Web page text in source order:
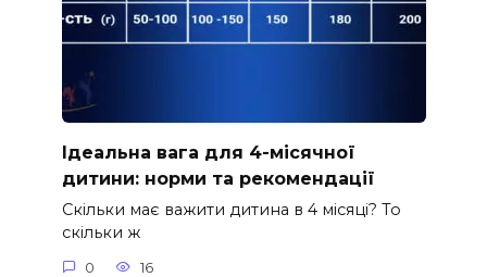
Ідеальна вага для 4-місячної
дитини: норми та рекомендації
Скільки має важити дитина в 4 місяці? То
скільки ж
0 16